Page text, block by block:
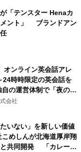
「テンスター Henaカ
メント」 ブランドアン
オンライン英会話アレ
24時時限定の英会話を
の運営体制で「夜の予
」を解決
会社
いない」を新しい価値
めしんが北海道厚岸翔
と共同開発 「カレー＆